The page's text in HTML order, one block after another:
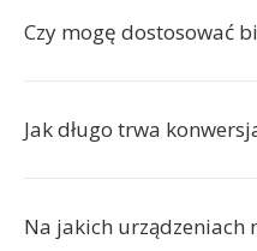
Czy mogę dostosować
Jak długo trwa
Na jakich urządzeniach